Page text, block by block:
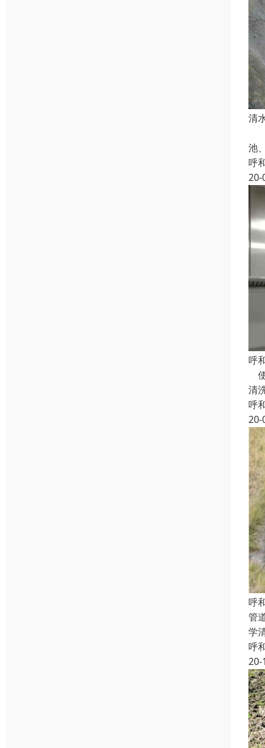
清
池
呼
20-
呼
清
呼
20-
呼
管
学
呼
20-